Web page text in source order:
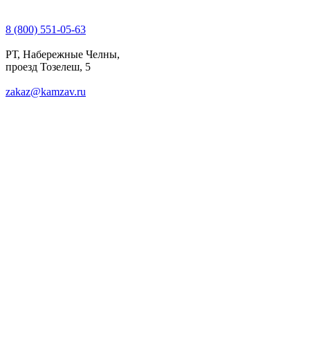
8 (800) 551-05-63
РТ, Набережные Челны,
проезд Тозелеш, 5
zakaz@kamzav.ru